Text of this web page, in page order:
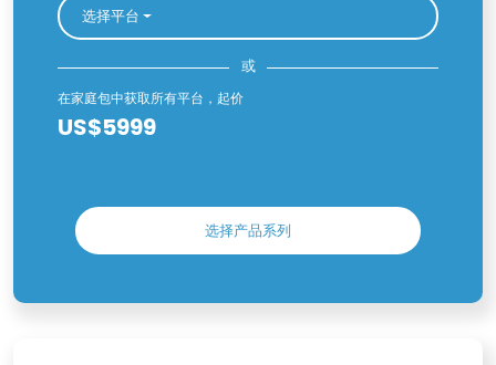
选择平台
或
在家庭包中获取所有平台，起价
US$5999
选择产品系列